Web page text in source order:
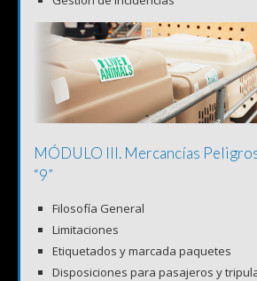
MÓDULO III. Mercancías
“9”
Filosofía General
Limitaciones
Etiquetados y marcada paquetes
Disposiciones para pasajeros y